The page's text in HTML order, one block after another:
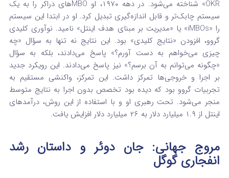
OKR» شناخته می‌شود.
در دهه ۱۹۷۰، او MBOهای دراکر را به یک
سیستم چابک‌تر و قابل اندازه‌گیری تبدیل کرد. او در ابتدا این سیستم
را «iMBOs» یا «مدیریت بر مبنای هدف اینتل» نامید.
نوآوری کلیدی
گروو، افزودن «نتایج کلیدی» بود. این نتایج نه تنها به سؤال «چه
چیزی می‌خواهم به دست آورم؟» پاسخ می‌دادند، بلکه به سؤال
«چگونه می‌توانم به آن برسم؟» نیز پاسخ می‌دادند. این رویکرد جدید
بر اجرا و خروجی‌ها تمرکز داشت. این تمرکز، واکنشی مستقیم به
تجربیات گروو بود که دیده بود تخصص بدون اجرا به نتایج متوسط
منجر می‌شود. تحت رهبری او و با استفاده از این روش، درآمدهای
اینتل از ۱.۹ میلیارد دلار به ۲۶ میلیارد دلار افزایش یافت.
مروج جهانی: جان دوئر و داستان رشد
انفجاری گوگل